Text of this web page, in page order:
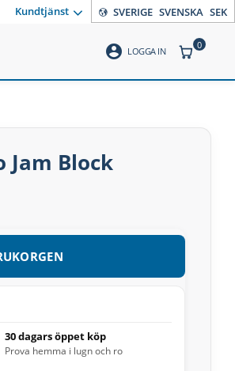
Kundtjänst SVERIGE SVENSKA SEK
account_circle LOGGA IN ANTAL
0
Jam Block
30 dagars öppet köp
Prova hemma i lugn och ro